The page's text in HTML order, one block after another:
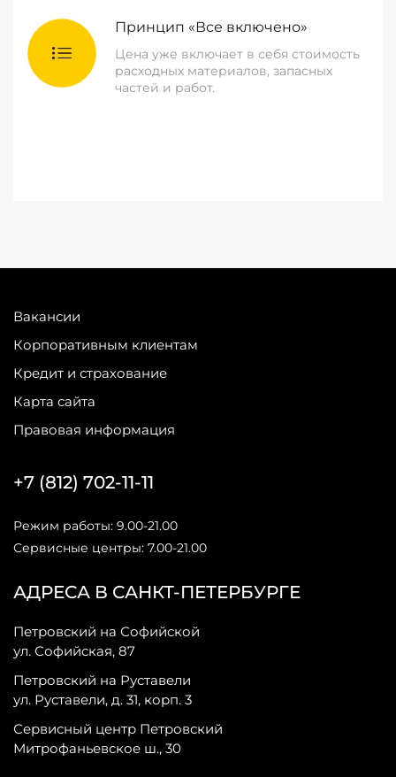
Принцип «Все включено»
Цена уже включает в себя стоимость
расходных материалов, запасных
частей и работ.
Вакансии
Корпоративным клиентам
Кредит и страхование
Карта сайта
Правовая информация
АДРЕСА В САНКТ-ПЕТЕРБУРГЕ
Петровский на Софийской
ул. Софийская, 87
Петровский на Руставели
ул. Руставели, д. 31, корп. 3
Сервисный центр Петровский
Митрофаньевское ш., 30
+7 (812) 702-11-11
Режим работы: 9.00-21.00
Сервисные центры: 7.00-21.00